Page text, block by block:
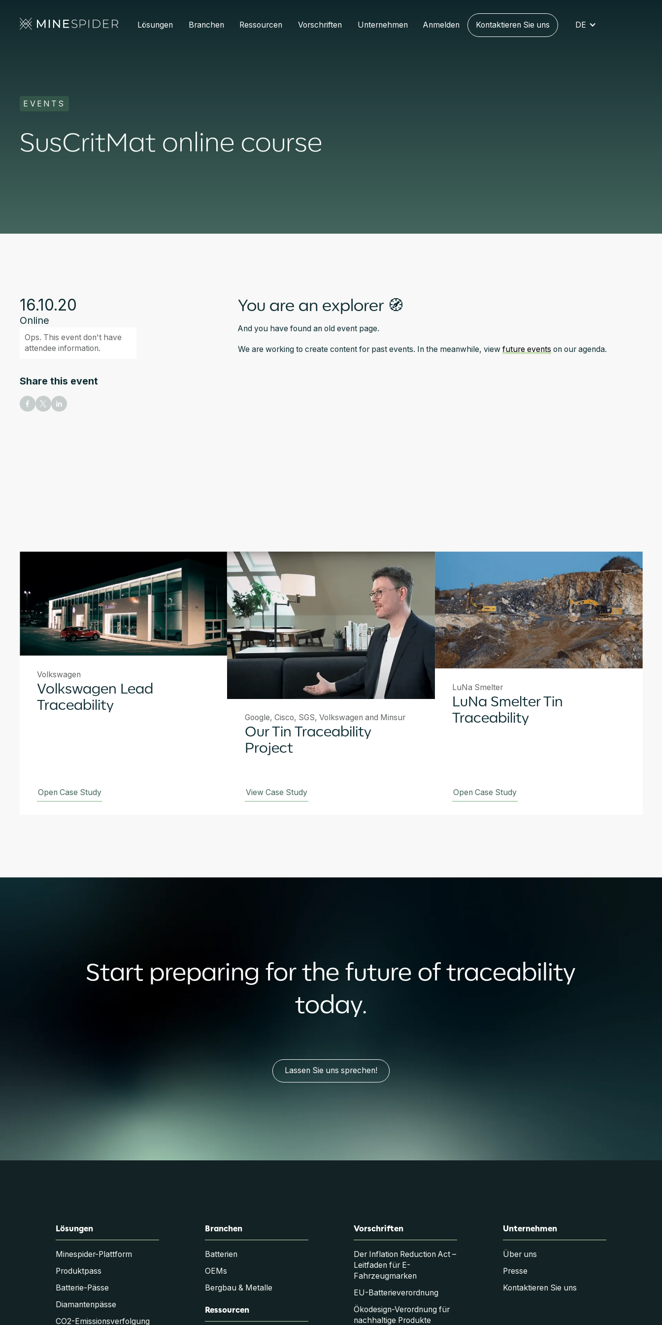
Lösungen Branchen Ressourcen Vorschriften Unternehmen Anmelden Kontaktieren Sie uns DE
EVENTS
SusCritMat online course
16.10.20
Online
Ops. This event don't have
attendee information.
Share this event
You are an explorer 🧭
And you have found an old event page.
We are working to create content for past events. In the meanwhile, view future events on our agenda.
Volkswagen
Volkswagen Lead
Traceability
Open Case Study
Google, Cisco, SGS, Volkswagen and Minsur
Our Tin Traceability
Project
View Case Study
LuNa Smelter
LuNa Smelter Tin
Traceability
Open Case Study
Start preparing for the future of traceability
today.
Lassen Sie uns sprechen!
Lösungen
Minespider-Plattform
Produktpass
Batterie-Pässe
Diamantenpässe
CO2-Emissionsverfolgung
Branchen
Batterien
OEMs
Bergbau & Metalle
Ressourcen
Vorschriften
Der Inflation Reduction Act –
Leitfaden für E-
Fahrzeugmarken
EU-Batterieverordnung
Ökodesign-Verordnung für
nachhaltige Produkte
Unternehmen
Über uns
Presse
Kontaktieren Sie uns